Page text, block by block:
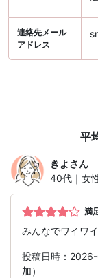
連絡先メール
アドレス
平
きよさん
40代｜女
満
みんなでワイワ
投稿日時：
加）